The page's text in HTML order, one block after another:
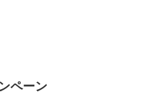
ペーン